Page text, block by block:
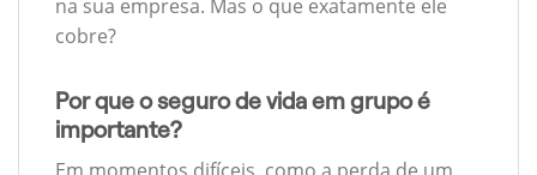
na sua empresa. Mas o que exatamente ele
cobre?
Por que o seguro de vida em grupo é
importante?